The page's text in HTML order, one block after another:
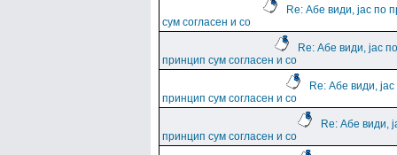
Re: Абе види, јас по
сум согласен и со
Re: Абе види, јас по
принцип сум согласен и со
Re: Абе види,
принцип сум согласен и со
Re: Абе види,
принцип сум согласен и со